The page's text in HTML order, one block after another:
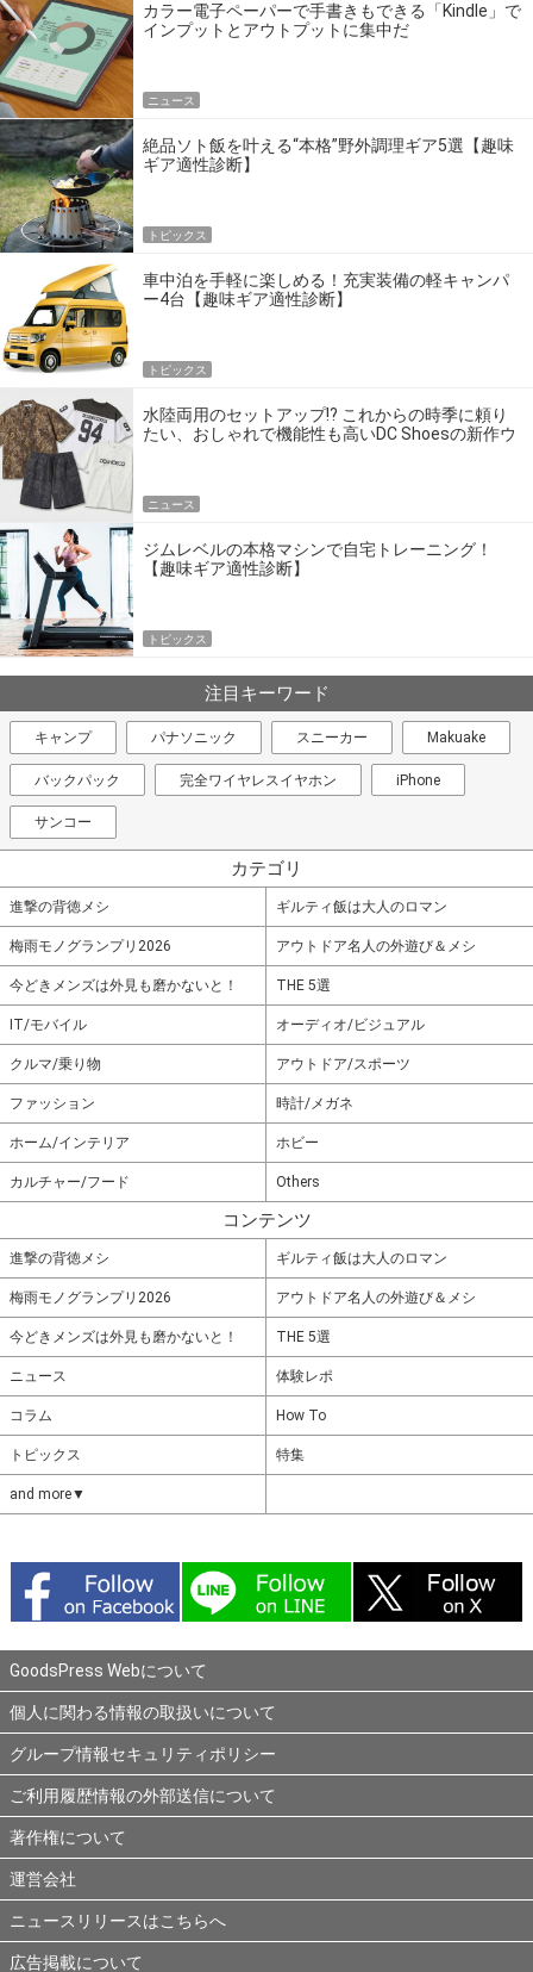
カラー電子ペーパーで手書きもできる「Kindle」で
インプットとアウトプットに集中だ
ニュース
絶品ソト飯を叶える“本格”野外調理ギア5選【趣味
ギア適性診断】
トピックス
車中泊を手軽に楽しめる！充実装備の軽キャンパ
ー4台【趣味ギア適性診断】
トピックス
水陸両用のセットアップ!? これからの時季に頼り
たい、おしゃれで機能性も高いDC Shoesの新作ウ
ニュース
ジムレベルの本格マシンで自宅トレーニング！
【趣味ギア適性診断】
トピックス
注目キーワード
キャンプ パナソニック スニーカー Makuake
バックパック 完全ワイヤレスイヤホン iPhone
サンコー
カテゴリ
進撃の背徳メシ ギルティ飯は大人のロマン
梅雨モノグランプリ2026 アウトドア名人の外遊び＆メシ
今どきメンズは外見も磨かないと！ THE 5選
IT/モバイル オーディオ/ビジュアル
クルマ/乗り物 アウトドア/スポーツ
ファッション 時計/メガネ
ホーム/インテリア ホビー
カルチャー/フード Others
コンテンツ
進撃の背徳メシ ギルティ飯は大人のロマン
梅雨モノグランプリ2026 アウトドア名人の外遊び＆メシ
今どきメンズは外見も磨かないと！ THE 5選
ニュース 体験レポ
コラム How To
トピックス 特集
and more▼
GoodsPress Webについて
個人に関わる情報の取扱いについて
グループ情報セキュリティポリシー
ご利用履歴情報の外部送信について
著作権について
運営会社
ニュースリリースはこちらへ
広告掲載について